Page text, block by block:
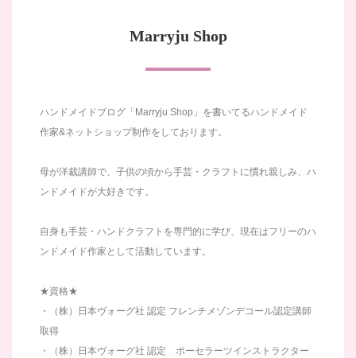
Marryju Shop
ハンドメイドブログ「Marryju Shop」を書いてるハンドメイド
作家&ネットショップ制作をしております。
母が洋裁講師で、子供の頃から手芸・クラフトに慣れ親しみ、ハ
ンドメイドが大好きです。
自身も手芸・ハンドクラフトを専門的に学び、現在はフリーのハ
ンドメイド作家として活動しています。
★資格★
・（株）日本ヴォーグ社 認定 フレンチメゾンデコール認定講師
取得
・（株）日本ヴォーグ社 認定 ポーセラーツインストラクター